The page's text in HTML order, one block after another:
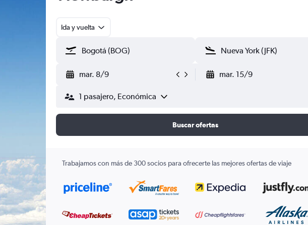
Ida y vuelta
mar. 8/9 mar. 15/9
1 pasajero, Económica
Buscar ofertas
Trabajamos con más de 300 socios para ofrecerte las mejores ofertas de viaje